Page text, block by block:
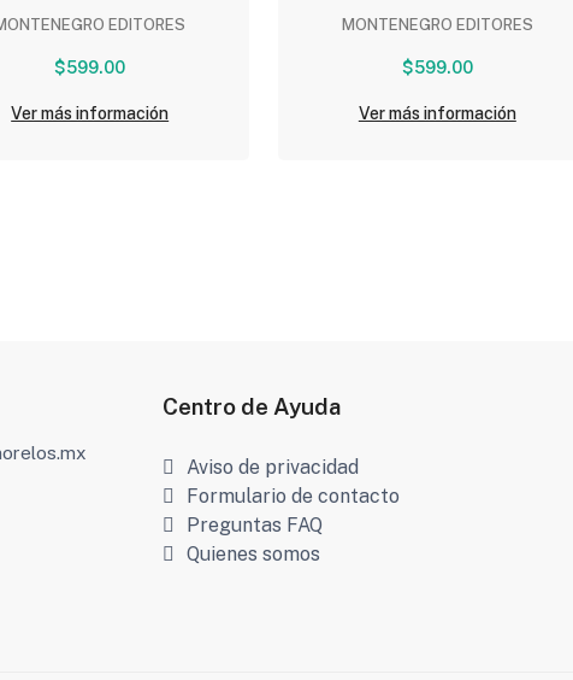
EDITORES
$599.00
Ver más información
MONTENEGRO EDITORES
$599.00
Ver más información
Centro de Ayuda
Aviso de privacidad
Formulario de contacto
Preguntas FAQ
Quienes somos